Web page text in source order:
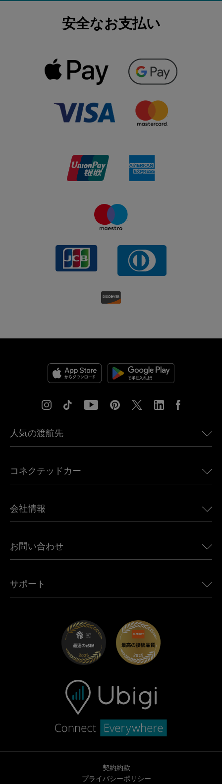
安全なお支払い
人気の渡航先
ヨーロッパ向けeSIM
カナダ向けeSIM
アフリカ向けeSIM
すべての目的地を見る
コネクテッドカー
Land Rover向けUbigi
Jeep向けUbigi
Mini向けUbigi
Maserati向けUbigi
会社情報
Ubigi関連プレス
Ubigiアプリ
お問い合わせ
アフェリエイトプログラム
サポート
トラブルシューティング
ヘルプセンター
お問い合わせ先
契約約款
プライバシーポリシー